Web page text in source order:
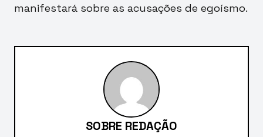
manifestará sobre as acusações de egoísmo.
SOBRE REDAÇÃO